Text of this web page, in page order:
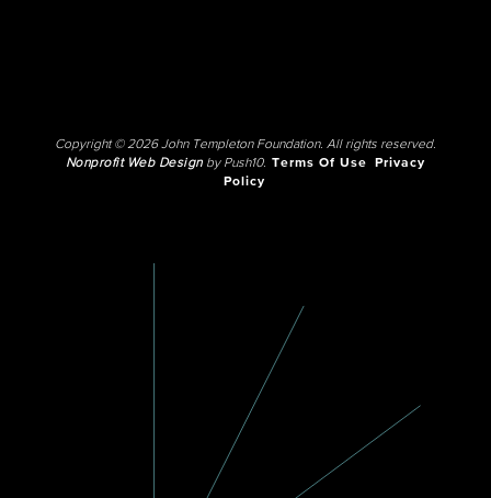
Copyright © 2026 John Templeton Foundation. All rights reserved.
Nonprofit Web Designby Push10. Terms Of Use
Privacy
Policy